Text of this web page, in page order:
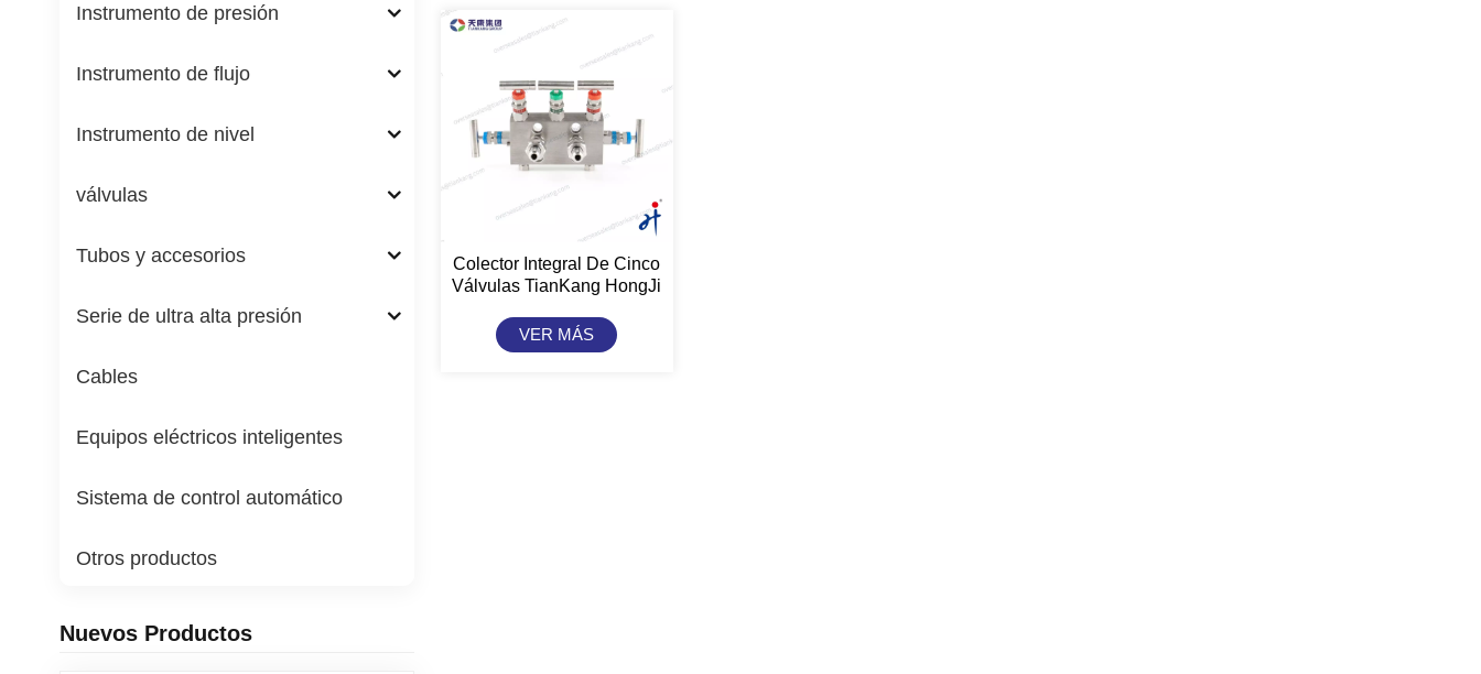
Instrumento de presión
Instrumento de flujo
Instrumento de nivel
válvulas
Tubos y accesorios
Serie de ultra alta presión
Cables
Equipos eléctricos inteligentes
Sistema de control automático
Otros productos
Nuevos Productos
Colector Integral De Cinco
Válvulas TianKang HongJi
VER MÁS